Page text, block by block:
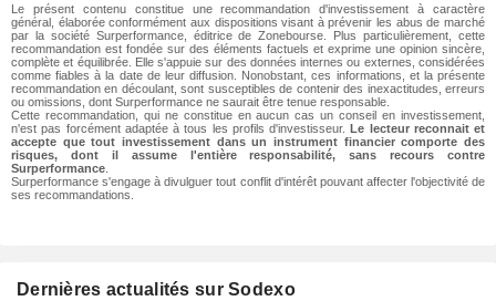
Le présent contenu constitue une recommandation d'investissement à caractère
général, élaborée conformément aux dispositions visant à prévenir les abus de marché
par la société Surperformance, éditrice de Zonebourse. Plus particulièrement, cette
recommandation est fondée sur des éléments factuels et exprime une opinion sincère,
complète et équilibrée. Elle s'appuie sur des données internes ou externes, considérées
comme fiables à la date de leur diffusion. Nonobstant, ces informations, et la présente
recommandation en découlant, sont susceptibles de contenir des inexactitudes, erreurs
ou omissions, dont Surperformance ne saurait être tenue responsable.
Cette recommandation, qui ne constitue en aucun cas un conseil en investissement,
n'est pas forcément adaptée à tous les profils d'investisseur.Le lecteur reconnait et
accepte que tout investissement dans un instrument financier comporte des
risques, dont il assume l'entière responsabilité, sans recours contre
Surperformance
Surperformance s'engage à divulguer tout conflit d'intérêt pouvant affecter l'objectivité de
ses recommandations.
Dernières actualités sur Sodexo